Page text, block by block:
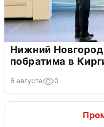
Нижний Новгород
побратима в
6 августа 0